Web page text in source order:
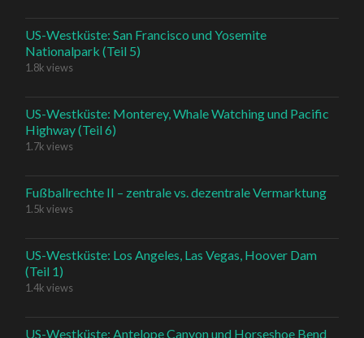
US-Westküste: San Francisco und Yosemite
Nationalpark (Teil 5)
1.8k views
US-Westküste: Monterey, Whale Watching und Pacific
Highway (Teil 6)
1.7k views
Fußballrechte II – zentrale vs. dezentrale Vermarktung
1.5k views
US-Westküste: Los Angeles, Las Vegas, Hoover Dam
(Teil 1)
1.4k views
US-Westküste: Antelope Canyon und Horseshoe Bend